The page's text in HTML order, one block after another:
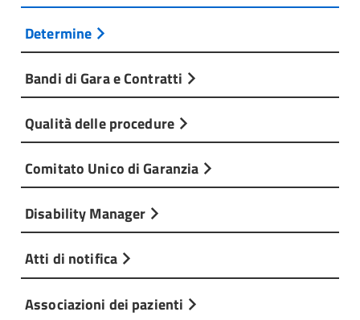
Determine
Bandi di Gara e Contratti
Qualità delle procedure
Comitato Unico di Garanzia
Disability Manager
Atti di notifica
Associazioni dei pazienti